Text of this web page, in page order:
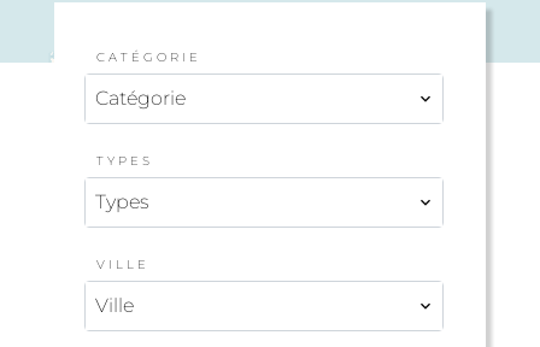
CATÉGORIE
Catégorie
TYPES
Types
VILLE
Ville